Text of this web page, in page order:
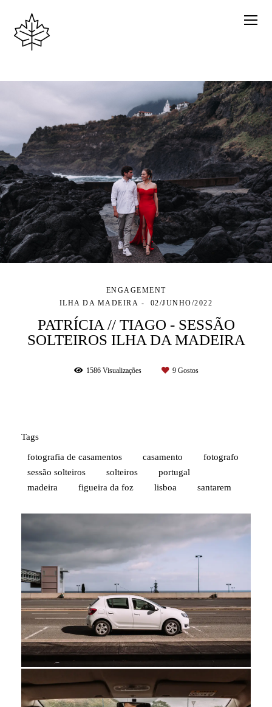
ENGAGEMENT
ILHA DA MADEIRA
02/JUNHO/2022
PATRÍCIA // TIAGO - SESSÃO
SOLTEIROS ILHA DA MADEIRA
1586Visualizações 9Gostos
Tags
fotografia de casamentos casamento
fotografo
sessão solteiros
solteiros
portugal
madeira
figueira da foz lisboa santarem